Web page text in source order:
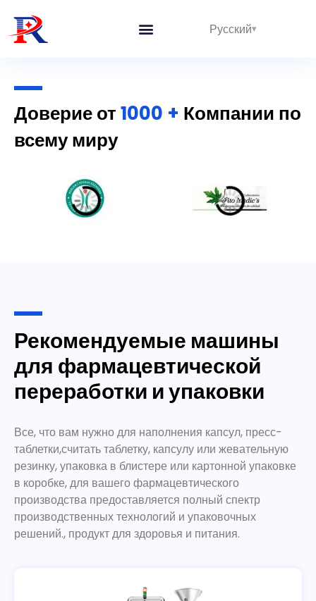
Русский
Доверие от1000 + Компании по
всему миру
Рекомендуемые машины
для фармацевтической
переработки и упаковки
Все, что вам нужно для наполнения капсул, пресс-
таблетки,считать таблетку, капсулу или жевательную
резинку, упаковка в блистере или картонной упаковке
в коробке, для вашего фармацевтического
производства предоставляется полный спектр
производственных технологий и упаковочных
решений., продукт для здоровья и питания.